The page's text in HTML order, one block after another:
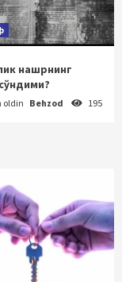
нашрнинг
oldin Behzod 195